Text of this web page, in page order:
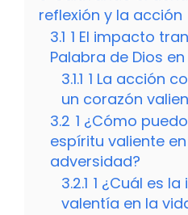
reflexión y la acción
3.1 1 El impacto
Palabra de Dios
3.1.1 1 La acción
un corazón
3.2 1 ¿Cómo
espíritu valiente
adversidad?
3.2.1 1 ¿Cuál es
valentía en la